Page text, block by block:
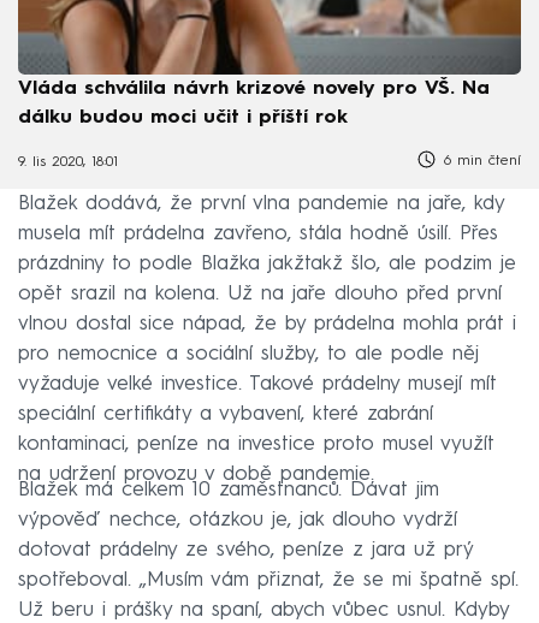
Vláda schválila návrh krizové novely pro VŠ. Na
dálku budou moci učit i příští rok
9. lis 2020, 18:01 6 min čtení
Blažek dodává, že první vlna pandemie na jaře, kdy
musela mít prádelna zavřeno, stála hodně úsilí. Přes
prázdniny to podle Blažka jakžtakž šlo, ale podzim je
opět srazil na kolena. Už na jaře dlouho před první
vlnou dostal sice nápad, že by prádelna mohla prát i
pro nemocnice a sociální služby, to ale podle něj
vyžaduje velké investice. Takové prádelny musejí mít
speciální certifikáty a vybavení, které zabrání
kontaminaci, peníze na investice proto musel využít
na udržení provozu v době pandemie.
Blažek má celkem 10 zaměstnanců. Dávat jim
výpověď nechce, otázkou je, jak dlouho vydrží
dotovat prádelny ze svého, peníze z jara už prý
spotřeboval. „Musím vám přiznat, že se mi špatně spí.
Už beru i prášky na spaní, abych vůbec usnul. Kdyby